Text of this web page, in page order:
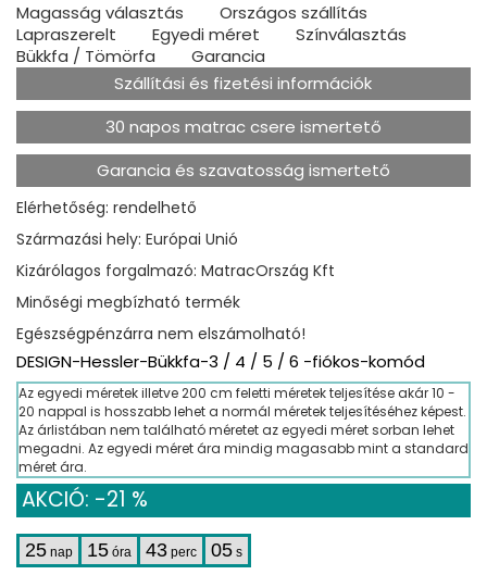
Magasság választás
Országos szállítás
Lapraszerelt
Egyedi méret
Színválasztás
Bükkfa / Tömörfa
Garancia
Szállítási és fizetési információk
30 napos matrac csere ismertető
Garancia és szavatosság ismertető
Elérhetőség: rendelhető
Származási hely: Európai Unió
Kizárólagos forgalmazó: MatracOrszág Kft
Minőségi megbízható termék
Egészségpénzárra nem elszámolható!
DESIGN-Hessler-Bükkfa-3 / 4 / 5 / 6 -fiókos-komód
Az egyedi méretek illetve 200 cm feletti méretek teljesítése akár 10 -
20 nappal is hosszabb lehet a normál méretek teljesítéséhez képest.
Az árlistában nem található méretet az egyedi méret sorban lehet
megadni. Az egyedi méret ára mindig magasabb mint a standard
méret ára.
AKCIÓ: -21 %
25 nap 15 óra 43 perc 04 s